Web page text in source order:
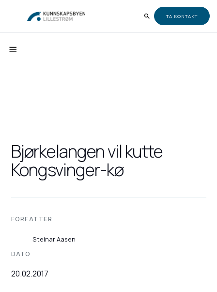
TA KONTAKT
Bjørkelangen vil kutte
Kongsvinger-kø
FORFATTER
Steinar Aasen
DATO
20.02.2017